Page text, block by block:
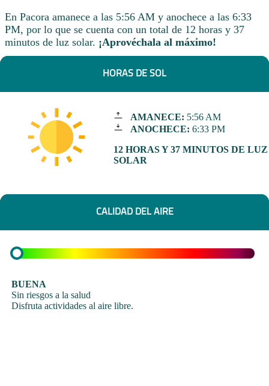
En Pacora amanece a las 5:56 AM y anochece a las 6:33
PM, por lo que se cuenta con un total de 12 horas y 37
minutos de luz solar. ¡Aprovéchala al máximo!
HORAS DE SOL
AMANECE: 5:56 AM
ANOCHECE: 6:33 PM
12 HORAS Y 37 MINUTOS DE LUZ
SOLAR
CALIDAD DEL AIRE
BUENA
Sin riesgos a la salud
Disfruta actividades al aire libre.